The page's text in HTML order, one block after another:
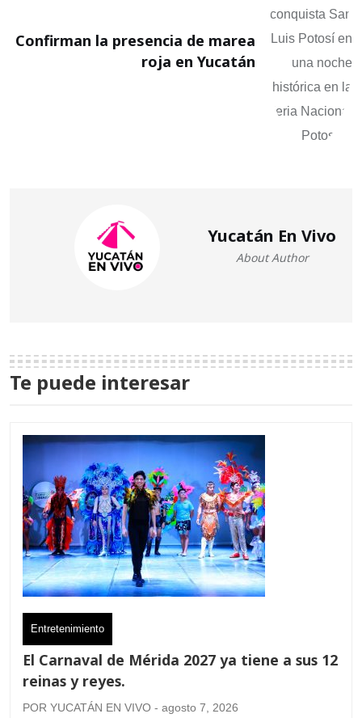
Confirman la presencia de marea
roja en Yucatán
Yucatán En Vivo
About Author
Te puede interesar
Entretenimiento
El Carnaval de Mérida 2027 ya tiene a sus 12
reinas y reyes.
POR YUCATÁN EN VIVO - agosto 7, 2026